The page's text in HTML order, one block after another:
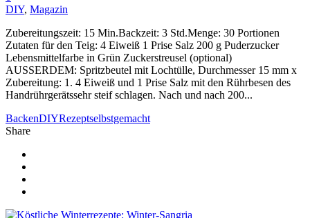
DIY, Magazin
Zubereitungszeit: 15 Min.Backzeit: 3 Std.Menge: 30 Portionen
Zutaten für den Teig: 4 Eiweiß 1 Prise Salz 200 g Puderzucker
Lebensmittelfarbe in Grün Zuckerstreusel (optional)
AUSSERDEM: Spritzbeutel mit Lochtülle, Durchmesser 15 mm x
Zubereitung: 1. 4 Eiweiß und 1 Prise Salz mit den Rührbesen des
Handrührgerätssehr steif schlagen. Nach und nach 200...
BackenDIYRezeptselbstgemacht
Share